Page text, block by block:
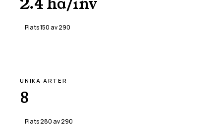
Plats150 av290
UNIKA ARTER
8
Plats280 av290